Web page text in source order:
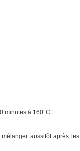
minutes à 160°C.
aussitôt après les